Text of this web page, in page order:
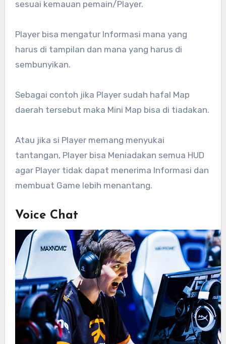
sesuai kemauan pemain/Player.
Player bisa mengatur Informasi mana yang
harus di tampilan dan mana yang harus di
sembunyikan.
Sebagai contoh jika Player sudah hafal Map
daerah tersebut maka Mini Map bisa di tiadakan.
Atau jika si Player memang menyukai
tantangan, Player bisa Meniadakan semua HUD
agar Player tidak dapat menerima Informasi dan
membuat Game lebih menantang.
Voice Chat